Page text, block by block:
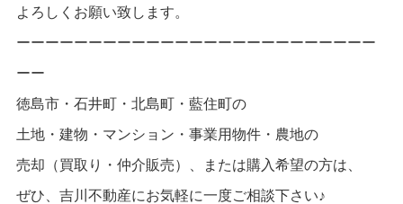
よろしくお願い致します。
ーーーーーーーーーーーーーーーーーーーーーーーーー
ーー
徳島市・石井町・北島町・藍住町の
土地・建物・マンション・事業用物件・農地の
売却（買取り・仲介販売）、または購入希望の方は、
ぜひ、吉川不動産にお気軽に一度ご相談下さい♪